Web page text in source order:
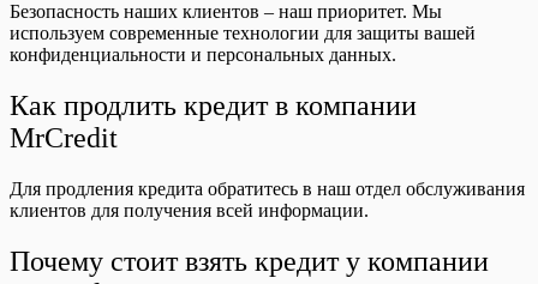
Безопасность наших клиентов – наш приоритет. Мы
используем современные технологии для защиты вашей
конфиденциальности и персональных данных.
Как продлить кредит в компании
MrCredit
Для продления кредита обратитесь в наш отдел обслуживания
клиентов для получения всей информации.
Почему стоит взять кредит у компании